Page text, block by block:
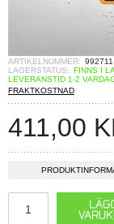
ARTIKELNUMMER: 992711
LAGERSTATUS: FINNS I
LEVERANSTID 1-2
FRAKTKOSTNAD
411,00